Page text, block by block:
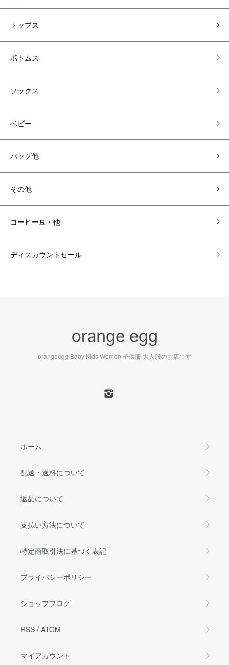
トップス
ボトムス
ソックス
ベビー
バッグ他
その他
コーヒー豆・他
ディスカウントセール
orangeegg Baby Kids Women 子供服 大人服のお店です
ホーム
配送・送料について
返品について
支払い方法について
特定商取引法に基づく表記
プライバシーポリシー
ショップブログ
RSS / ATOM
マイアカウント